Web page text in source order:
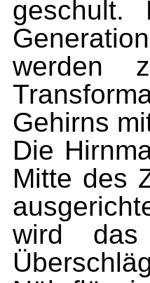
geschult.
werden
Gehirns
Die
Mitte des
wird das